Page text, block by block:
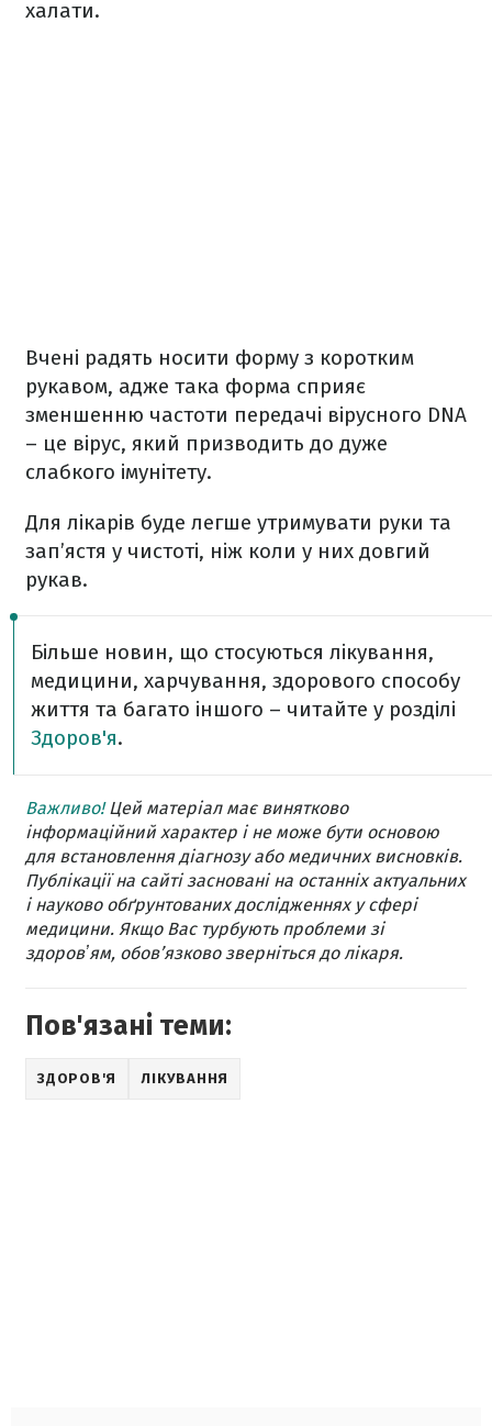
халати.
Вчені радять носити форму з коротким
рукавом, адже така форма сприяє
зменшенню частоти передачі вірусного DNA
– це вірус, який призводить до дуже
слабкого імунітету.
Для лікарів буде легше утримувати руки та
зап’ястя у чистоті, ніж коли у них довгий
рукав.
Більше новин, що стосуються лікування,
медицини, харчування, здорового способу
життя та багато іншого – читайте у розділі
Здоров'я.
Важливо!Цей матеріал має винятково
інформаційний характер і не може бути основою
для встановлення діагнозу або медичних висновків.
Публікації на сайті засновані на останніх актуальних
і науково обґрунтованих дослідженнях у сфері
медицини. Якщо Вас турбують проблеми зі
здоровʼям, обов’язково зверніться до лікаря.
Пов'язані теми:
ЗДОРОВ'Я ЛІКУВАННЯ